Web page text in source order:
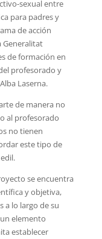
sexual entre
para padres y
de acción
Generalitat
de formación en
profesorado y
Laserna.
de manera no
al profesorado
no tienen
este tipo de
se encuentra
y objetiva,
a lo largo de su
elemento
establecer